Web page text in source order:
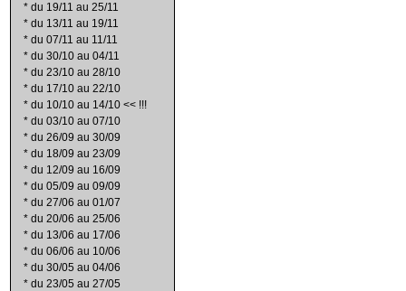
* du 19/11 au 25/11
* du 13/11 au 19/11
* du 07/11 au 11/11
* du 30/10 au 04/11
* du 23/10 au 28/10
* du 17/10 au 22/10
* du 10/10 au 14/10 << !!!
* du 03/10 au 07/10
* du 26/09 au 30/09
* du 18/09 au 23/09
* du 12/09 au 16/09
* du 05/09 au 09/09
* du 27/06 au 01/07
* du 20/06 au 25/06
* du 13/06 au 17/06
* du 06/06 au 10/06
* du 30/05 au 04/06
* du 23/05 au 27/05